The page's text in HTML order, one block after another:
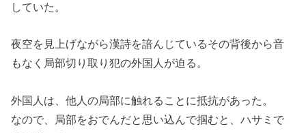
していた。
夜空を見上げながら漢詩を諳んじているその背後から音
もなく局部切り取り犯の外国人が迫る。
外国人は、他人の局部に触れることに抵抗があった。
なので、局部をおでんだと思い込んで掴むと、ハサミで